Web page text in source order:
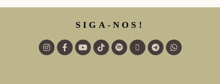
SIGA-NOS!